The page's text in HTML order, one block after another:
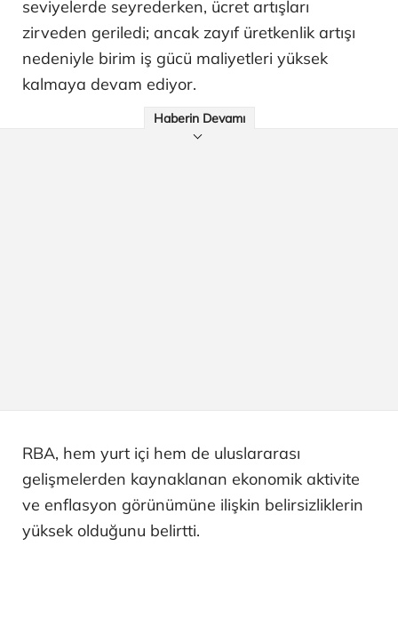
seviyelerde seyrederken, ücret artışları
zirveden geriledi; ancak zayıf üretkenlik artışı
nedeniyle birim iş gücü maliyetleri yüksek
kalmaya devam ediyor.
Haberin Devamı
RBA, hem yurt içi hem de uluslararası
gelişmelerden kaynaklanan ekonomik aktivite
ve enflasyon görünümüne ilişkin belirsizliklerin
yüksek olduğunu belirtti.